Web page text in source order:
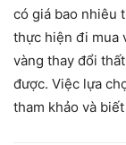
có giá bao nhiêu
thực hiện đi mua
vàng thay đổi
được. Việc lựa
tham khảo và